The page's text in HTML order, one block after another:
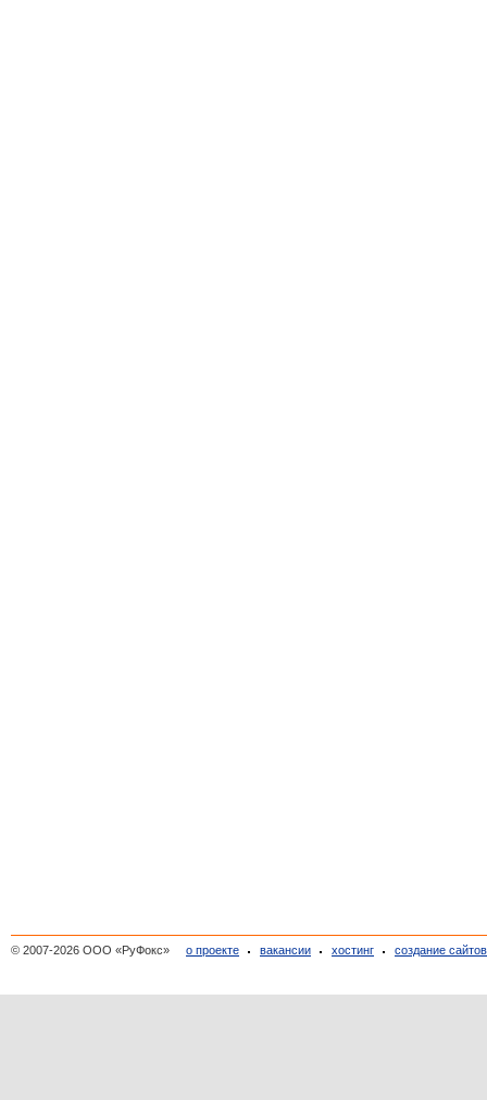
© 2007-2026 ООО «РуФокс» о проекте вакансии хостинг создание сайтов